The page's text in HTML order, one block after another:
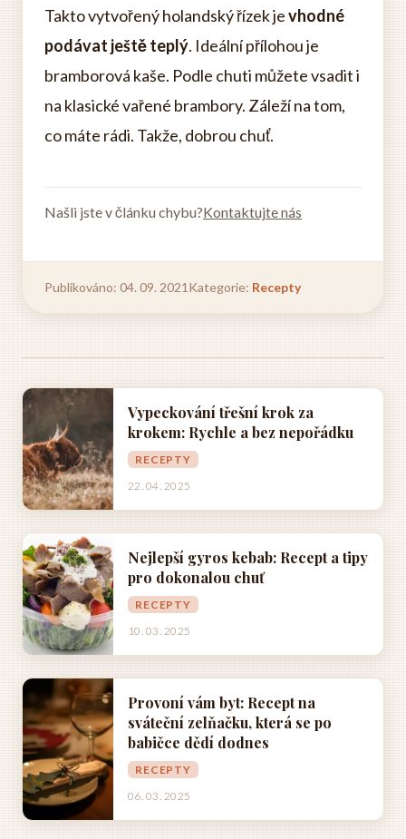
Takto vytvořený holandský řízek jevhodné
podávat ještě teplý. Ideální přílohou je
bramborová kaše. Podle chuti můžete vsadit i
na klasické vařené brambory. Záleží na tom,
co máte rádi. Takže, dobrou chuť.
Našli jste v článku chybu?Kontaktujte nás
Publikováno: 04. 09. 2021 Kategorie: Recepty
Vypeckování třešní krok za
krokem: Rychle a bez nepořádku
RECEPTY
22. 04. 2025
Nejlepší gyros kebab: Recept a tipy
pro dokonalou chuť
RECEPTY
10. 03. 2025
Provoní vám byt: Recept na
sváteční zelňačku, která se po
babičce dědí dodnes
RECEPTY
06. 03. 2025